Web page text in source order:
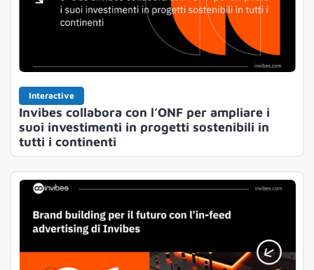
Interactive
Invibes collabora con l’ONF per ampliare i
suoi investimenti in progetti sostenibili in
tutti i continenti